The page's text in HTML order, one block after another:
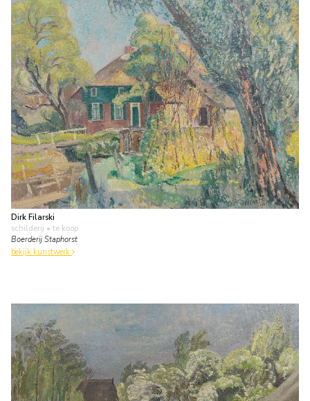
Dirk Filarski
schilderij • te koop
Boerderij Staphorst
bekijk kunstwerk